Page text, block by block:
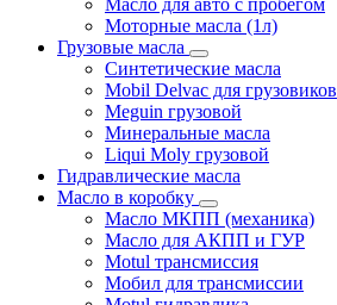
Масло для авто с пробегом
Моторные масла (1л)
Грузовые масла
Синтетические масла
Mobil Delvac для грузовиков
Meguin грузовой
Минеральные масла
Liqui Moly грузовой
Гидравлические масла
Масло в коробку
Масло МКПП (механика)
Масло для АКПП и ГУР
Motul трансмиссия
Мобил для трансмиссии